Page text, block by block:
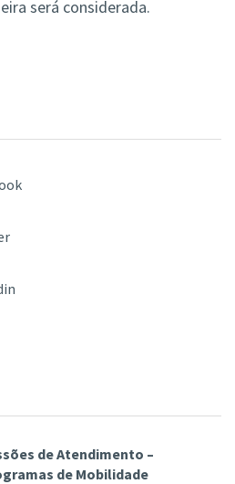
será considerada.
de Atendimento –
de Mobilidade